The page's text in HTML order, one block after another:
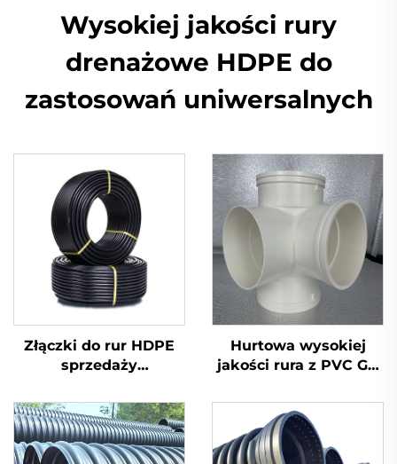
Wysokiej jakości rury
drenażowe HDPE do
zastosowań uniwersalnych
Złączki do rur HDPE
sprzedaży
fabryki, łuk spawany
czołowo
Hurtowa wysokiej
jakości rura z PVC GB
krzyżowa z tworzywa
sztucznego UPVC
kształtki 3D